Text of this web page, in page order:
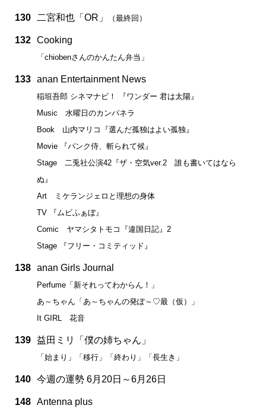
130 二宮和也「OR」 （最終回）
132 Cooking
「chiobenさんのかんたん弁当」
133 anan Entertainment News
稲垣吾郎 シネマナビ！ 『ワンダー 君は太陽』
Music 水曜日のカンパネラ
Book 山内マリコ『選んだ孤独はよい孤独』
Movie 『パンク侍、斬られて候』
Stage 二兎社公演42『ザ・空気ver.2 誰も書いてはなら
ぬ』
Art ミケランジェロと理想の身体
TV 『ムビふぁぼ』
Comic ヤマシタトモコ『違国日記』2
Stage 『フリー・コミティッド』
138 anan Girls Journal
Perfume「新それってわからん！」
あ～ちゃん「あ～ちゃんの発ぽ～♡最（仮）」
It GIRL 花音
139 益田ミリ「僕の姉ちゃん」
「始まり」「移行」「終わり」「長生き」
140 今週の運勢 6月20日～6月26日
148 Antenna plus